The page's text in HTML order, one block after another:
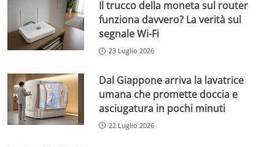
Il trucco della moneta sul router
funziona davvero? La verità sul
segnale Wi-Fi
23 Luglio 2026
Dal Giappone arriva la lavatrice
umana che promette doccia e
asciugatura in pochi minuti
22 Luglio 2026